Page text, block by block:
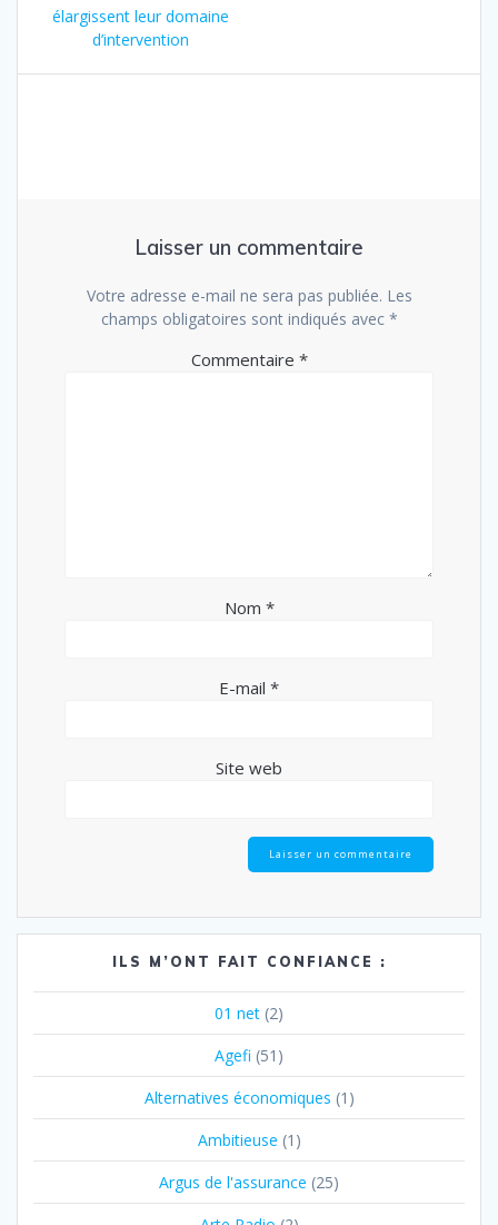
l’article
:
élargissent leur domaine
d’intervention
Laisser un commentaire
Votre adresse e-mail ne sera pas publiée. Les
champs obligatoires sont indiqués avec *
Commentaire *
Nom *
E-mail *
Site web
ILS M’ONT FAIT CONFIANCE :
01 net (2)
Agefi (51)
Alternatives économiques (1)
Ambitieuse (1)
Argus de l'assurance (25)